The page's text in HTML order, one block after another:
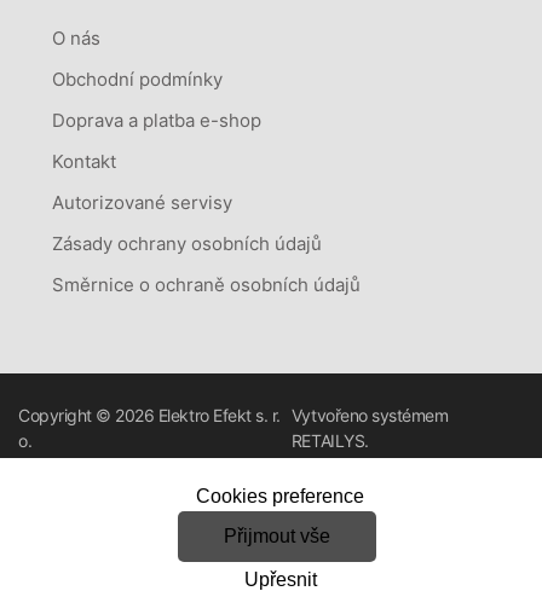
O nás
Obchodní podmínky
Doprava a platba e-shop
Kontakt
Autorizované servisy
Zásady ochrany osobních údajů
Směrnice o ochraně osobních údajů
Copyright © 2026 Elektro Efekt s. r.
o.
Vytvořeno systémem
RETAILYS.
Cookies preference
Přijmout vše
Upřesnit